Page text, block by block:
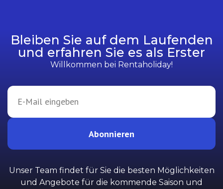
Bleiben Sie auf dem Laufenden
und erfahren Sie es als Erster
Willkommen bei Rentaholiday!
Abonnieren
Unser Team findet für Sie die besten Möglichkeiten
und Angebote für die kommende Saison und